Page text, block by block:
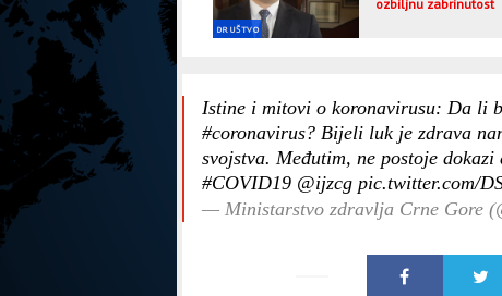
DRUŠTVO
ozbiljnu zabrinutost
Istine i mitovi o koronavirusu: Da li
#coronavirus? Bijeli luk je zdrava
svojstva. Međutim, ne postoje
#COVID19 @ijzcg pic.twitter.com/
— Ministarstvo zdravlja Crne Gore